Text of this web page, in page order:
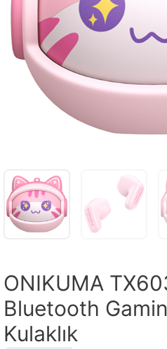
ONIKUMA
Bluetooth
Kulaklık